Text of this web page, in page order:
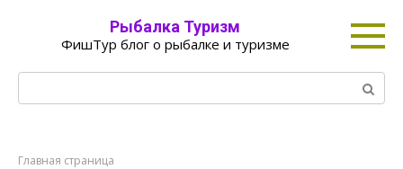
Рыбалка Туризм
ФишТур блог о рыбалке и туризме
Поиск:
Главная страница